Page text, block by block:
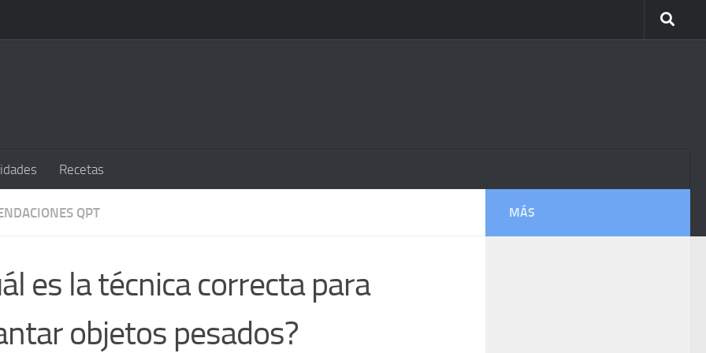
Recetas
QPT
es la técnica correcta para
objetos pesados?
MÁS